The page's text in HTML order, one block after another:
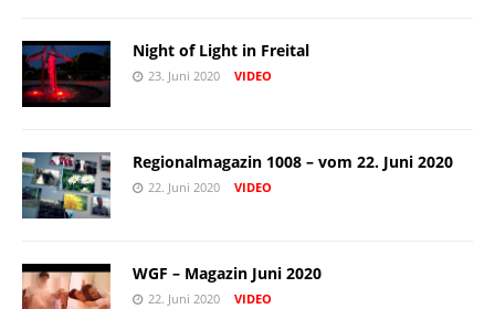
Night of Light in Freital
23. Juni 2020 VIDEO
Regionalmagazin 1008 – vom 22. Juni 2020
22. Juni 2020 VIDEO
WGF – Magazin Juni 2020
22. Juni 2020 VIDEO